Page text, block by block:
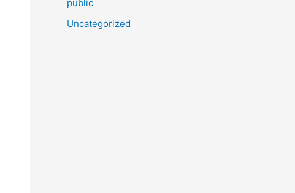
public
Uncategorized